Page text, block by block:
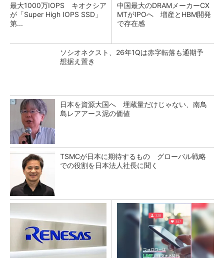
最大1000万IOPS キオクシア
が「Super High IOPS SSD」
第...
中国最大のDRAMメーカーCX
MTがIPOへ 増産とHBM開発
で存在感
ソシオネクスト、26年1Qは赤字転落も通期予
想据え置き
日本を資源大国へ 埋蔵量だけじゃない、南鳥
島レアアース泥の価値
TSMCが日本に期待するもの グローバル戦略
での役割を日本法人社長に聞く